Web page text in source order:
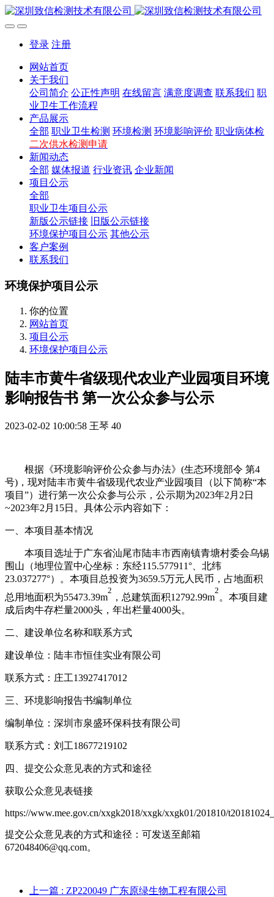
登录 注册
网站首页
关于我们
公司简介 公正性声明 在线留言 满意度调查 联系我们 职
业卫生工作流程
产品展示
全部 职业卫生检测 环境检测 环境影响评价 职业病体检
二次供水检测申请
新闻动态
全部 媒体报道 行业资讯 企业新闻
项目公示
全部
职业卫生项目公示
新版公示链接
旧版公示链接
环境保护项目公示 其他公示
客户案例
联系我们
环境保护项目公示
你的位置
网站首页
项目公示
环境保护项目公示
陆丰市黄牛省级现代农业产业园项目环境
影响报告书 第一次公众参与公示
2023-02-02 10:00:58 王琴 40
根据《环境影响评价公众参与办法》 (生态环境部令 第4
号) ，现对陆丰市黄牛省级现代农业产业园项目（以下简称“本
项目 ”）进行第一次公众参与公示，公示期为2023年2 月 2 日
~2023年2 月 15日。具体公示内容如下：
一、本项目基本情况
本项目选址于广东省汕尾市陆丰市西南镇青塘村委会乌锡
围山 （地理位置中心坐标：东经115.577911° 、北纬
23.037277°）。本项目总投资为3659.5万元人民币，占地面积
总用地面积为55473.39m
2
，总建筑面积12792.99m
2
。本项目建
成后肉牛存栏量2000头，年出栏量4000头。
二、建设单位名称和联系方式
建设单位：陆丰市恒佳实业有限公司
联系方式：庄工13927417012
三、环境影响报告书编制单位
编制单位：深圳市泉盛环保科技有限公司
联系方式：刘工18677219102
四、提交公众意见表的方式和途径
获取公众意见表链接
https://www.mee.gov.cn/xxgk2018/xxgk/xxgk01/201810/
提交公众意见表的方式和途径：可发送至邮箱
672048406@qq.com。
上一篇 : ZP220049 广东原绿生物工程有限公司